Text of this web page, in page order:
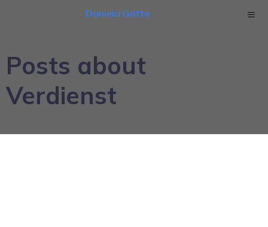
Daniela Götte
Posts about
Verdienst